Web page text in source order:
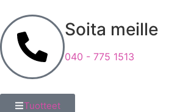
Soita meille
040 - 775 1513
Tuotteet